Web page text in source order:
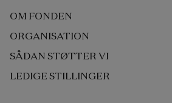
OM FONDEN
ORGANISATION
SÅDAN STØTTER VI
LEDIGE STILLINGER